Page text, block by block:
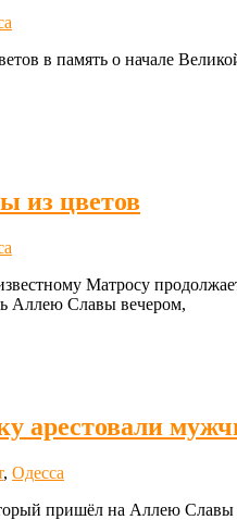
в память о начале
из цветов
Матросу
Аллею Славы вечером,
арестовали
, Одесса
пришёл на Аллею